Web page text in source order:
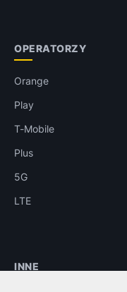
OPERATORZY
Orange
Play
T-Mobile
Plus
5G
LTE
INNE